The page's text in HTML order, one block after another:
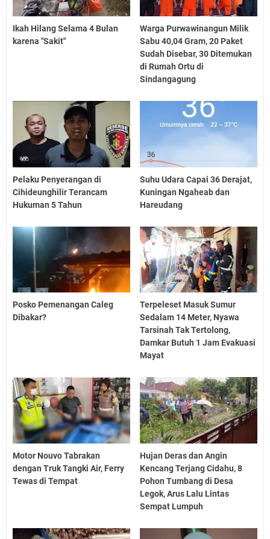
Ikah Hilang Selama 4 Bulan
karena "Sakit"
Warga Purwawinangun Milik
Sabu 40,04 Gram, 20 Paket
Sudah Disebar, 30 Ditemukan
di Rumah Ortu di
Sindangagung
Pelaku Penyerangan di
Cihideunghilir Terancam
Hukuman 5 Tahun
Suhu Udara Capai 36 Derajat,
Kuningan Ngaheab dan
Hareudang
Posko Pemenangan Caleg
Dibakar?
Terpeleset Masuk Sumur
Sedalam 14 Meter, Nyawa
Tarsinah Tak Tertolong,
Damkar Butuh 1 Jam Evakuasi
Mayat
Motor Nouvo Tabrakan
dengan Truk Tangki Air, Ferry
Tewas di Tempat
Hujan Deras dan Angin
Kencang Terjang Cidahu, 8
Pohon Tumbang di Desa
Legok, Arus Lalu Lintas
Sempat Lumpuh